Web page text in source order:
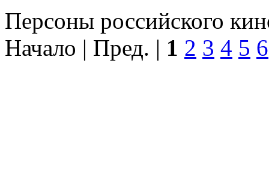
Персоны российского
Начало | Пред. | 1 2 3 4 5 6